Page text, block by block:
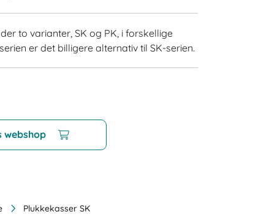
to varianter, SK og PK, i forskellige
er det billigere alternativ til SK-serien.
webshop
Plukkekasser SK